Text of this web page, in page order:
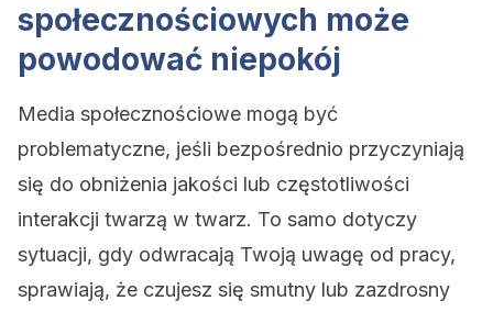
społecznościowych może
powodować niepokój
Media społecznościowe mogą być
problematyczne, jeśli bezpośrednio przyczyniają
się do obniżenia jakości lub częstotliwości
interakcji twarzą w twarz. To samo dotyczy
sytuacji, gdy odwracają Twoją uwagę od pracy,
sprawiają, że czujesz się smutny lub zazdrosny